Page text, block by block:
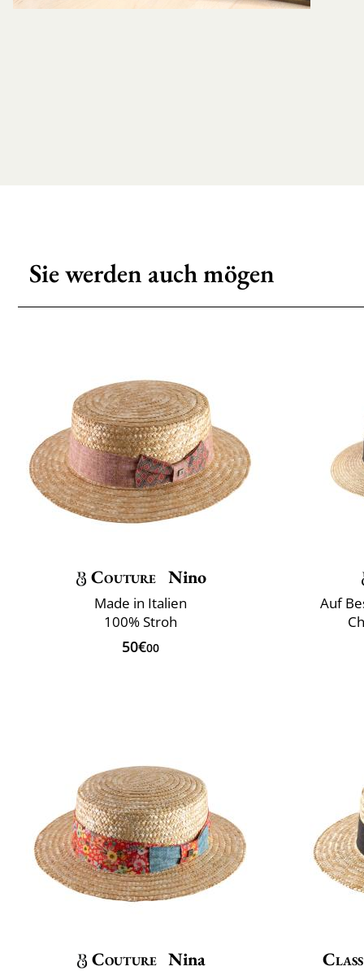
Sie werden auch mögen
Couture Nino
Made in Italien
100% Stroh
50€00
Auf
Couture Nina